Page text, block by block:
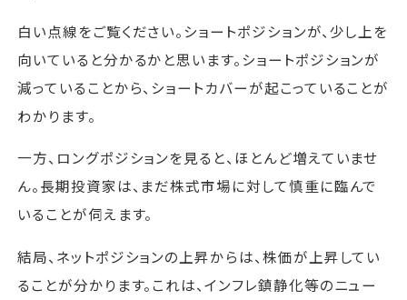
白い点線をご覧ください。ショートポジションが、少し上を
向いていると分かるかと思います。ショートポジションが
減っていることから、ショートカバーが起こっていることが
わかります。
一方、ロングポジションを見ると、ほとんど増えていませ
ん。長期投資家は、まだ株式市場に対して慎重に臨んで
いることが伺えます。
結局、ネットポジションの上昇からは、株価が上昇してい
ることが分かります。これは、インフレ鎮静化等のニュー